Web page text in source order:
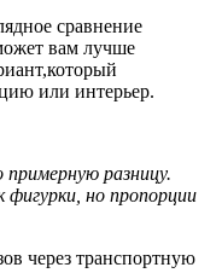
сравнение
вам лучше
или интерьер.
примерную разницу.
но пропорции
через транспортную